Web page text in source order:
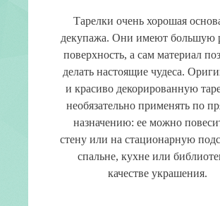
Тарелки очень хорошая
декупажа. Они имеют большую
поверхность, а сам материал
делать настоящие чудеса.
и красиво декорированную
необязательно применять по
назначению: ее можно
стену или на стационарную
спальне, кухне или
качестве украшения.